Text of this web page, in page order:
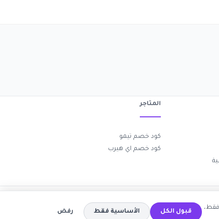
المتاجر
كود خصم تيمو
كود خصم اي هيرب
فقط.
قبول الكل الأساسية فقط رفض